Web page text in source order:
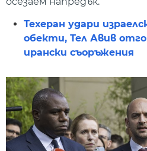
Техеран удари
обекти, Тел Авив
ирански съоръжения